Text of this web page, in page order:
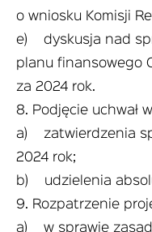
o wniosku Komisji
e) dyskusja nad
planu finansowego
za 2024 rok.
8. Podjęcie uchwał
a) zatwierdzenia
2024 rok;
b) udzielenia
9. Rozpatrzenie
a) w sprawie zasad